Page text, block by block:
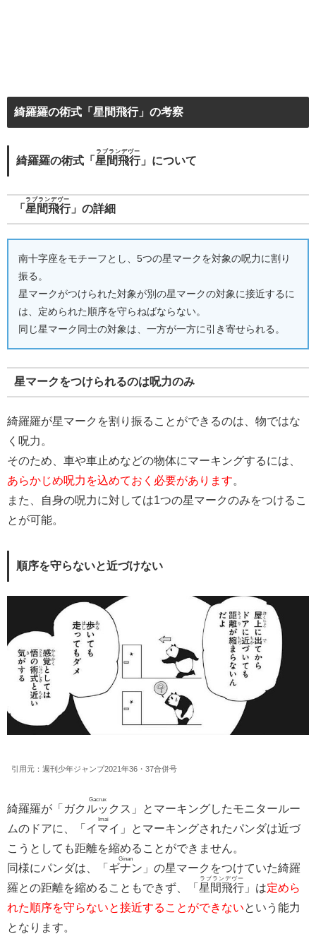
綺羅羅の術式「星間飛行」の考察
綺羅羅の術式「 星間飛行
ラブランデヴー
」について
「 星間飛行
ラブランデヴー
」の詳細
南十字座をモチーフとし、5つの星マークを対象の呪力に割り
振る。
星マークがつけられた対象が別の星マークの対象に接近するに
は、定められた順序を守らねばならない。
同じ星マーク同士の対象は、一方が一方に引き寄せられる。
星マークをつけられるのは呪力のみ
綺羅羅が星マークを割り振ることができるのは、物ではな
く呪力。
そのため、車や車止めなどの物体にマーキングするには、
あらかじめ呪力を込めておく必要があります。
また、自身の呪力に対しては1つの星マークのみをつけるこ
とが可能。
順序を守らないと近づけない
引用元：週刊少年ジャンプ2021年36・37合併号
綺羅羅が「 ガクルックス
Gacrux
」とマーキングしたモニタールー
ムのドアに、「 イマイ
Imai
」とマーキングされたパンダは近づ
こうとしても距離を縮めることができません。
同様にパンダは、「 ギナン
Ginan
」の星マークをつけていた綺羅
羅との距離を縮めることもできず、「 星間飛行
ラブランデヴー
」は定めら
れた順序を守らないと接近することができないという能力
となります。